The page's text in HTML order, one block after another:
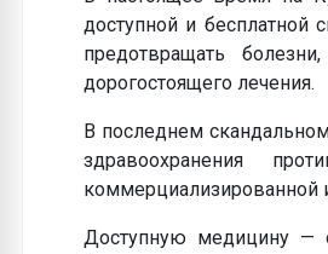
доступной и бесплатной
предотвращать
дорогостоящего лечения.
В последнем
здравоохранения
коммерциализированной
Доступную медицину —